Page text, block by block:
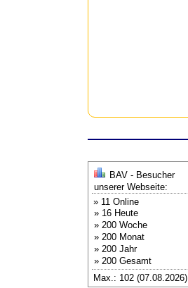
BAV - Besucher
unserer Webseite:
» 11 Online
» 16 Heute
» 200 Woche
» 200 Monat
» 200 Jahr
» 200 Gesamt
Max.: 102 (07.08.2026)